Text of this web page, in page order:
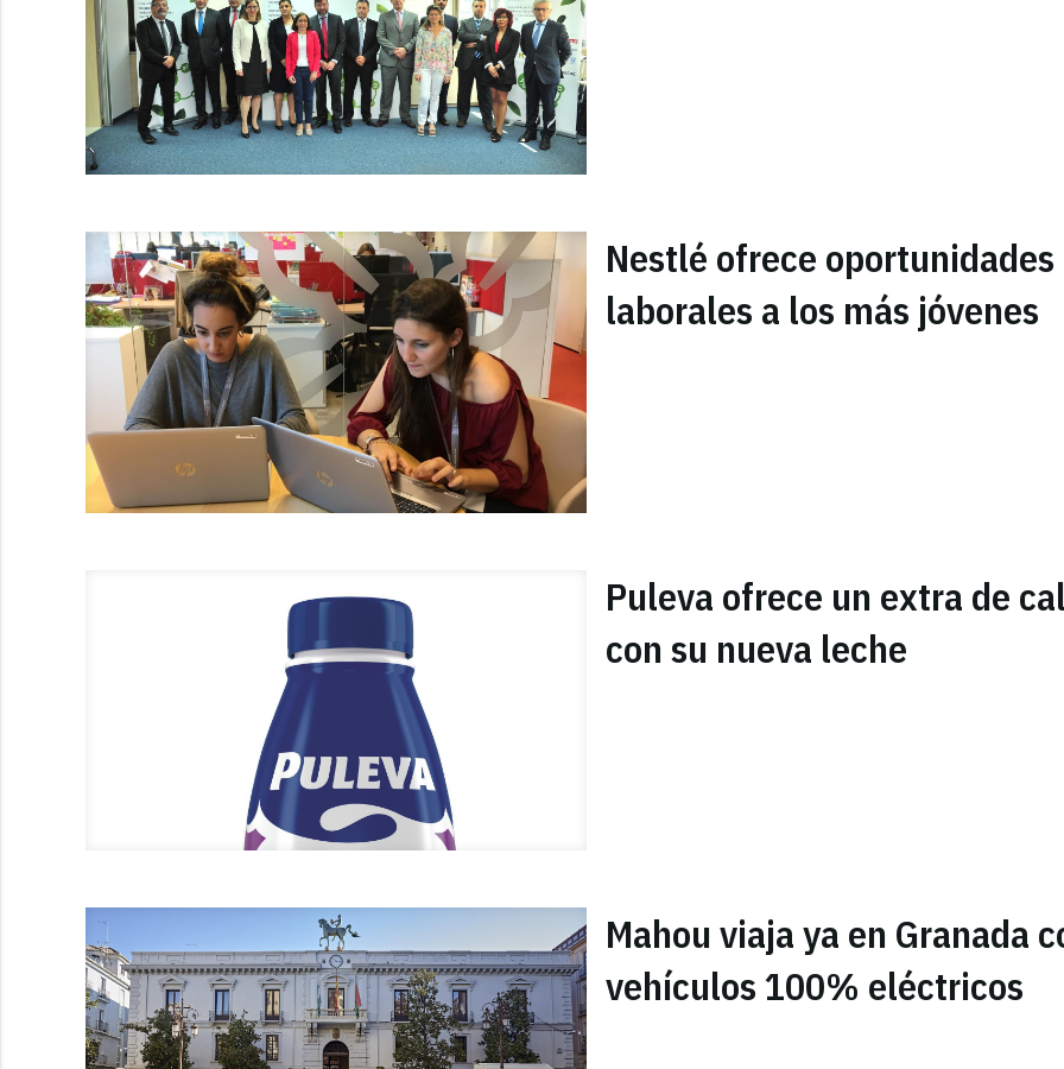
Nestlé ofrece oportunidades
laborales a los más jóvenes
Puleva ofrece un extra de
con su nueva leche
Mahou viaja ya en Granada
vehículos 100% eléctricos